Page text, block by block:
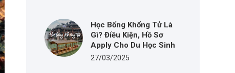
Học Bổng Khổng Tử Là
Gì? Điều Kiện, Hồ Sơ
Apply Cho Du Học Sinh
27/03/2025